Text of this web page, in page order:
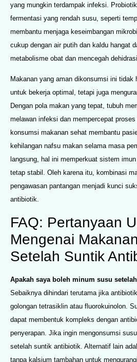
yang mungkin terdampak infeksi.
fermentasi yang rendah susu, seperti
membantu menjaga keseimbangan
cukup dengan air putih dan kaldu hangat
metabolisme obat dan mencegah dehidrasi.
Makanan yang aman dikonsumsi ini tidak
untuk bekerja optimal, tetapi juga
Dengan pola makan yang tepat, tubuh
melawan infeksi dan mempercepat
konsumsi makanan sehat membantu
kehilangan nafsu makan selama masa
langsung, hal ini memperkuat sistem
tetap stabil. Oleh karena itu, kombinasi
pengawasan pantangan menjadi kunci
antibiotik.
FAQ: Pertanyaan
Mengenai
Setelah Suntik
Apakah saya boleh minum susu
Sebaiknya dihindari terutama jika
golongan tetrasiklin atau fluorokuinolon.
dapat membentuk kompleks dengan
penyerapan. Jika ingin mengonsumsi
setelah suntik antibiotik. Alternatif lain
tanpa kalsium tambahan untuk